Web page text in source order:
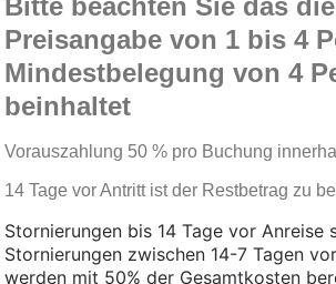
Bitte beachten Sie das die
Preisangabe von 1 bis 4
Mindestbelegung von 4
beinhaltet
Vorauszahlung 50 % pro Buchung
14 Tage vor Antritt ist der Restbetrag zu
Stornierungen bis 14 Tage vor Anreise
Stornierungen zwischen 14-7 Tagen
werden mit 50% der Gesamtkosten